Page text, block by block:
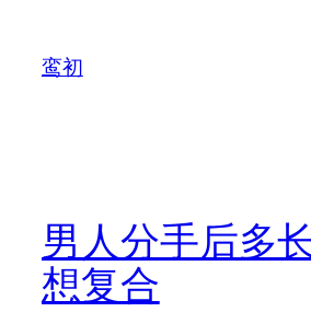
鸾初
男人分手后多
想复合